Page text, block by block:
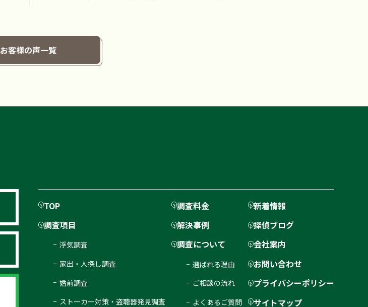
お客様の声一覧
TOP
調査項目
浮気調査
家出・人探し調査
婚前調査
ストーカー対策・盗聴器発見調査
調査料金
解決事例
調査について
選ばれる理由
ご相談の流れ
よくあるご質問
新着情報
探偵ブログ
会社案内
お問い合わせ
プライバシーポリシー
サイトマップ